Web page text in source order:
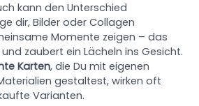
kann den Unterschied
dir, Bilder oder Collagen
Momente zeigen – das
zaubert ein Lächeln ins Gesicht.
Karten, die Du mit eigenen
gestaltest, wirken oft
Varianten.